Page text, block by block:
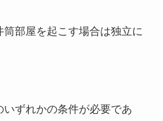
部屋を起こす場合は独立に
いずれかの条件が必要であ